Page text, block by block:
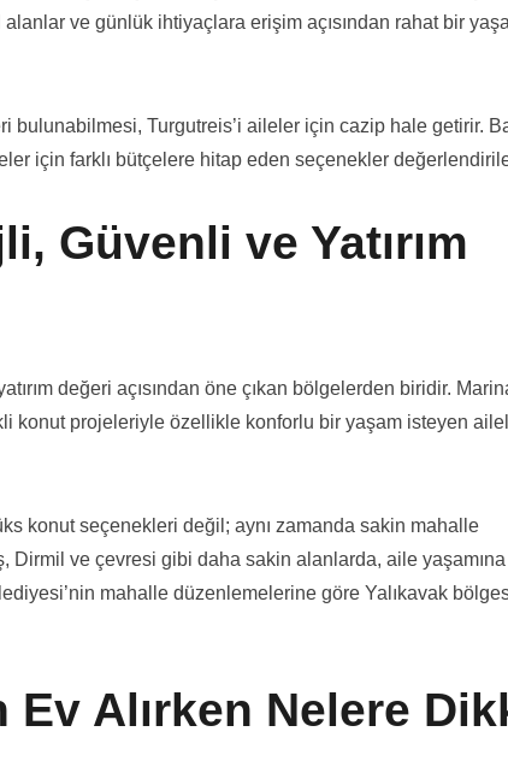
ve günlük ihtiyaçlara erişim açısından rahat bir
bulunabilmesi, Turgutreis’i aileler için cazip hale getirir.
için farklı bütçelere hitap eden seçenekler
Güvenli ve Yatırım
değeri açısından öne çıkan bölgelerden biridir.
konut projeleriyle özellikle konforlu bir yaşam isteyen
konut seçenekleri değil; aynı zamanda sakin mahalle
Dirmil ve çevresi gibi daha sakin alanlarda, aile
mahalle düzenlemelerine göre Yalıkavak
Ev Alırken Nelere